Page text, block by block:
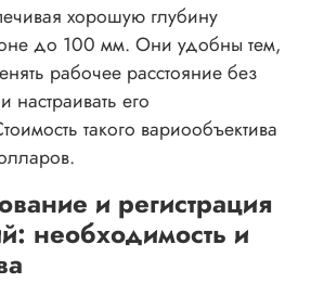
хорошую глубину
до 100 мм. Они удобны тем,
рабочее расстояние без
настраивать его
такого вариообъектива
и регистрация
необходимость и